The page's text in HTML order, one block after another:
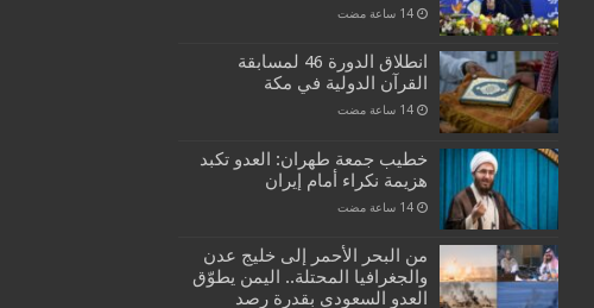
انطلاق الدورة 46 لمسابقة
القرآن الدولية في مكة
خطيب جمعة طهران: العدو تكبد
هزيمة نكراء أمام إيران
من البحر الأحمر إلى خليج عدن
والجغرافيا المحتلة.. اليمن يطوّق
العدو السعودي بقدرة رصد